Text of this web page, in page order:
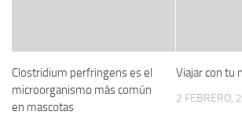
Clostridium perfringens es el
microorganismo más común
en mascotas
Viajar con tu
2 FEBRERO,